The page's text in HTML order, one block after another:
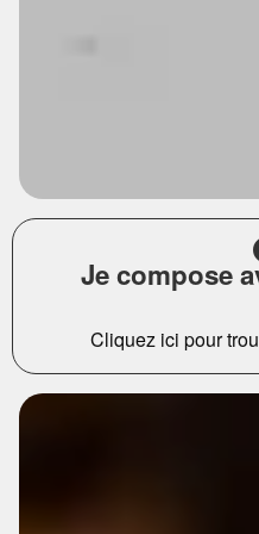
Je compose
Cliquez ici pour